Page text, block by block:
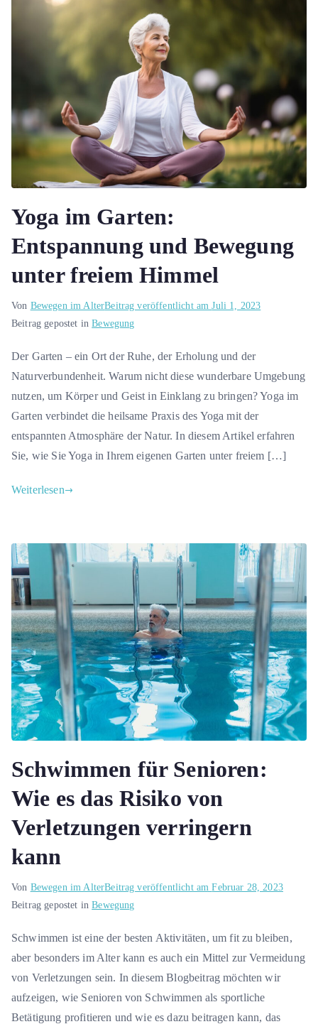
Yoga im Garten:
Entspannung und Bewegung
unter freiem Himmel
Von Bewegen im AlterBeitrag veröffentlicht amJuli 1, 2023
Beitrag gepostet inBewegung
Der Garten – ein Ort der Ruhe, der Erholung und der
Naturverbundenheit. Warum nicht diese wunderbare Umgebung
nutzen, um Körper und Geist in Einklang zu bringen? Yoga im
Garten verbindet die heilsame Praxis des Yoga mit der
entspannten Atmosphäre der Natur. In diesem Artikel erfahren
Sie, wie Sie Yoga in Ihrem eigenen Garten unter freiem […]
Weiterlesen
Schwimmen für Senioren:
Wie es das Risiko von
Verletzungen verringern
kann
Von Bewegen im AlterBeitrag veröffentlicht amFebruar 28, 2023
Beitrag gepostet inBewegung
Schwimmen ist eine der besten Aktivitäten, um fit zu bleiben,
aber besonders im Alter kann es auch ein Mittel zur Vermeidung
von Verletzungen sein. In diesem Blogbeitrag möchten wir
aufzeigen, wie Senioren von Schwimmen als sportliche
Betätigung profitieren und wie es dazu beitragen kann, das